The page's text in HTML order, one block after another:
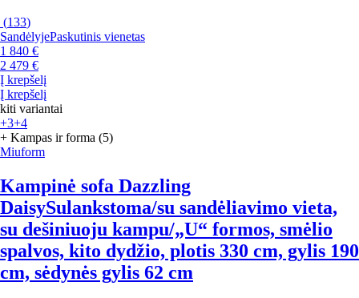
(133)
SandėlyjePaskutinis vienetas
1 840 €
2 479 €
Į krepšelį
Į krepšelį
kiti variantai
+3+4
+ Kampas ir forma (5)
Miuform
Kampinė sofa Dazzling
DaisySulankstoma/su sandėliavimo vieta,
su dešiniuoju kampu/„U“ formos, smėlio
spalvos, kito dydžio, plotis 330 cm, gylis 190
cm, sėdynės gylis 62 cm